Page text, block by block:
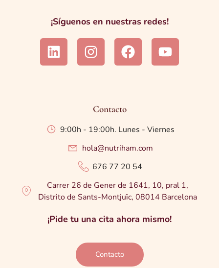
¡Síguenos en nuestras redes!
Contacto
9:00h - 19:00h. Lunes - Viernes
hola@nutriham.com
676 77 20 54
Carrer 26 de Gener de 1641, 10, pral 1,
Distrito de Sants-Montjuïc, 08014 Barcelona
¡Pide tu una cita ahora mismo!
Contacto